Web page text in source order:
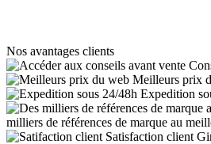
Nos avantages clients
Meilleurs prix
Expedition
milliers de références de marque au
Satisfaction client